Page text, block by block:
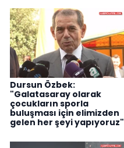
Dursun Özbek:
"Galatasaray olarak
çocukların sporla
buluşması için elimizden
gelen her şeyi yapıyoruz"